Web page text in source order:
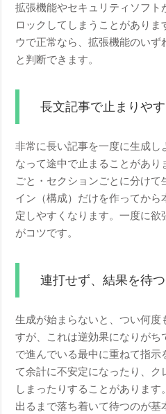
拡張機能やセキュリティソフ
ロックしてしまうことがありま
ウで正常なら、拡張機能のいず
と判断できます。
長文記事で止まりや
非常に長い記事を一度に生成し
なって途中で止まることがあり
ごと・セクションごとに分けて
イン（構成）だけを作ってから
定しやすくなります。一度に
がコツです。
連打せず、結果を待つ
生成が始まらないと、つい何度
すが、これは逆効果になりがち
で進んでいる最中に重ねて指示
て余計に不安定になったり、ク
しまったりすることがありま
出るまで落ち着いて待つのが基